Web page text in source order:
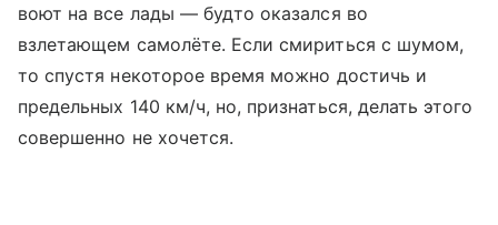
воют на все лады — будто оказался во
взлетающем самолёте. Если смириться с шумом,
то спустя некоторое время можно достичь и
предельных 140 км/ч, но, признаться, делать этого
совершенно не хочется.